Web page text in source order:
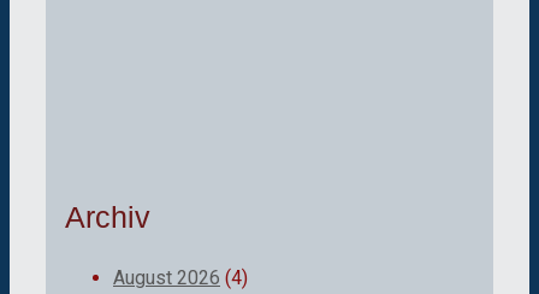
Archiv
August 2026 (4)